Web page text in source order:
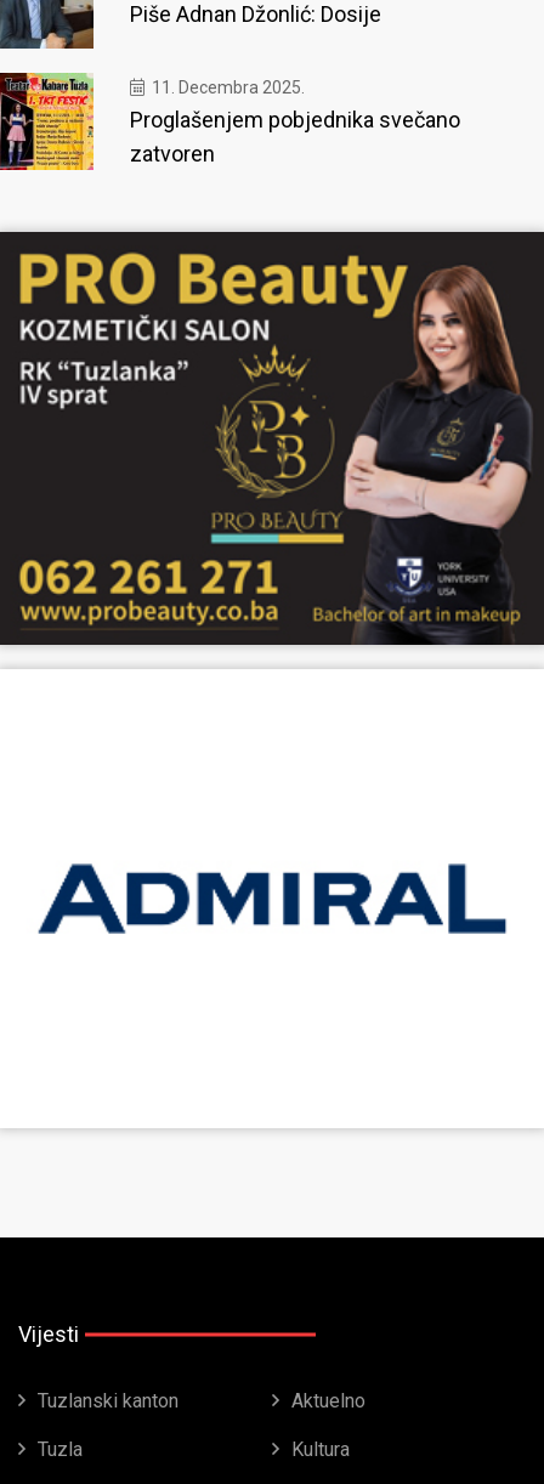
Piše Adnan Džonlić: Dosije
11. Decembra 2025.
Proglašenjem pobjednika svečano
zatvoren
Vijesti
Tuzlanski kanton Aktuelno
Tuzla Kultura